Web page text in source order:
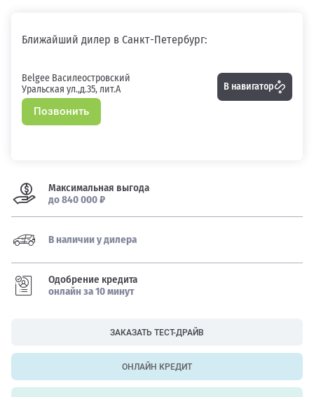
Ближайший дилер в Санкт-Петербург:
Belgee Василеостровский
Уральская ул.,д.35, лит.А
Позвонить
В навигатор
Максимальная выгода
до 840 000 ₽
В наличии у дилера
Одобрение кредита
онлайн за 10 минут
ЗАКАЗАТЬ ТЕСТ-ДРАЙВ
ОНЛАЙН КРЕДИТ